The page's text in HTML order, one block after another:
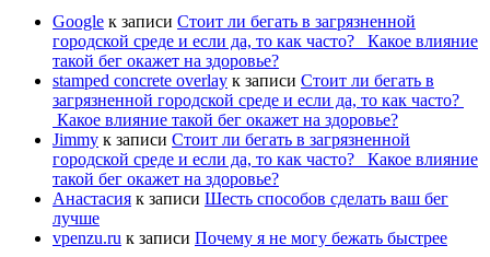
Google к записи Стоит ли бегать в загрязненной
городской среде и если да, то как часто? Какое влияние
такой бег окажет на здоровье?
stamped concrete overlay к записи Стоит ли бегать в
загрязненной городской среде и если да, то как часто?
Какое влияние такой бег окажет на здоровье?
Jimmy к записи Стоит ли бегать в загрязненной
городской среде и если да, то как часто? Какое влияние
такой бег окажет на здоровье?
Анастасия к записи Шесть способов сделать ваш бег
лучше
vpenzu.ru к записи Почему я не могу бежать быстрее